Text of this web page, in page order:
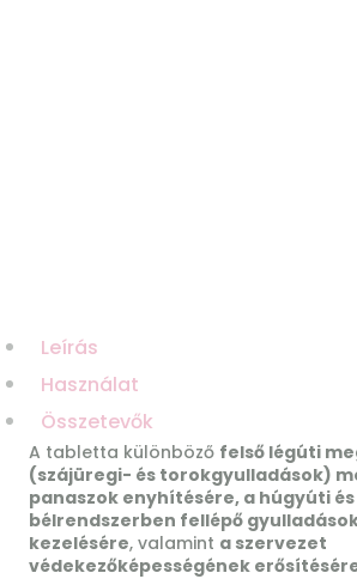
Leírás
Használat
Összetevők
A tabletta különböző felső légúti
(szájüregi- és torokgyulladások)
panaszok enyhítésére, a húgyúti
bélrendszerben fellépő
kezelésére, valamint a szervezet
védekezőképességének